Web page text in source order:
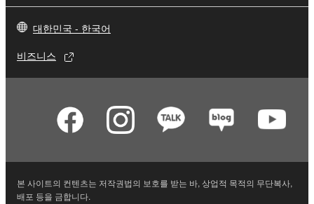
대한민국 - 한국어
비즈니스
본 사이트의 컨텐츠는 저작권법의 보호를 받는 바, 상업적 목적의 무단복사,
배포 등을 금합니다.